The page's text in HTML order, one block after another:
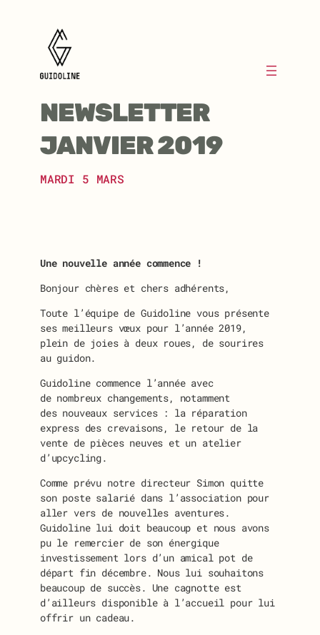
contenu
NEWSLETTER
JANVIER 2019
MARDI 5 MARS
Une nouvelle année commence !
Bonjour chères et chers adhérents,
Toute l’équipe de Guidoline vous présente
ses meilleurs vœux pour l’année 2019,
plein de joies à deux roues, de sourires
au guidon.
Guidoline commence l’année avec
de nombreux changements, notamment
des nouveaux services : la réparation
express des crevaisons, le retour de la
vente de pièces neuves et un atelier
d’upcycling.
Comme prévu notre directeur Simon quitte
son poste salarié dans l’association pour
aller vers de nouvelles aventures.
Guidoline lui doit beaucoup et nous avons
pu le remercier de son énergique
investissement lors d’un amical pot de
départ fin décembre. Nous lui souhaitons
beaucoup de succès. Une cagnotte est
d’ailleurs disponible à l’accueil pour lui
offrir un cadeau.